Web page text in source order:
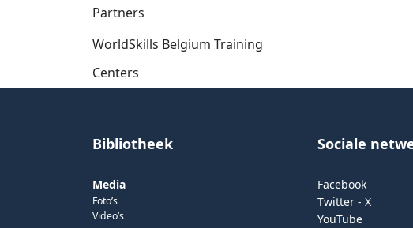
Partners
WorldSkills Belgium Training
Centers
Bibliotheek
Media
Foto’s
Video’s
Sociale
Facebook
Twitter - X
YouTube